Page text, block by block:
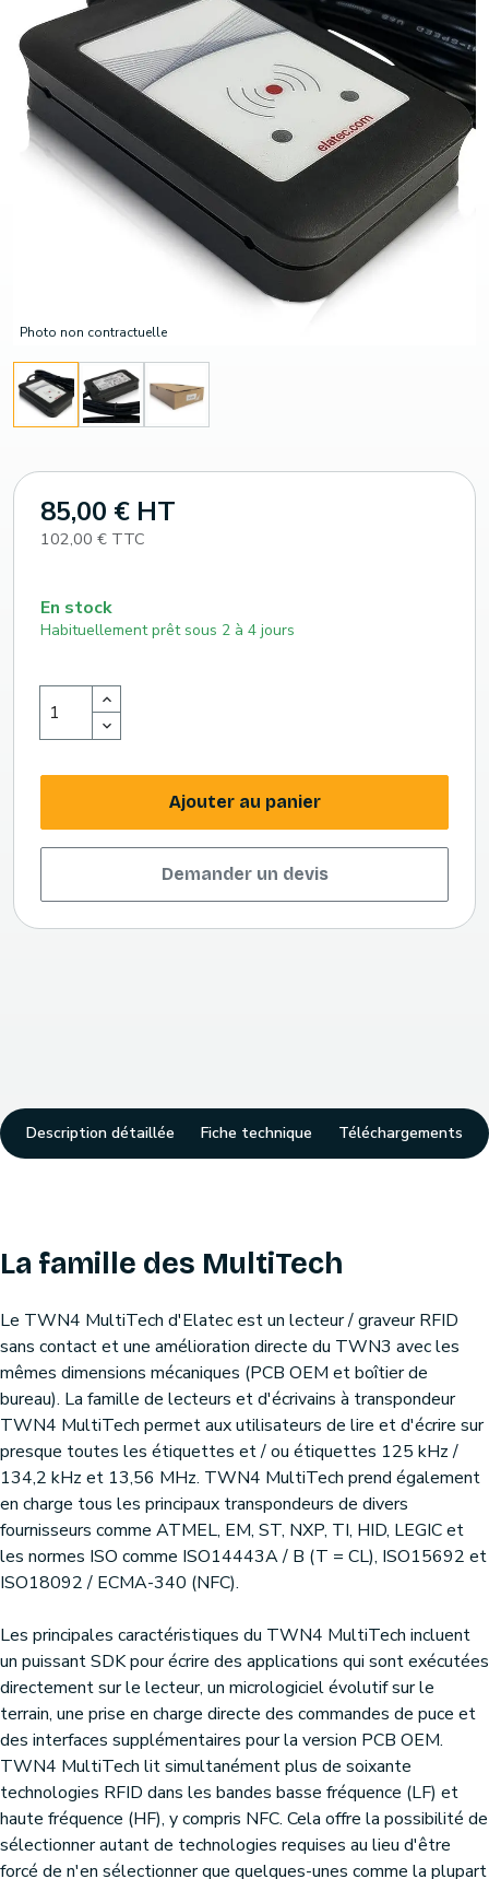
Photo non contractuelle
85,00 € HT
102,00 € TTC
En stock
Habituellement prêt sous 2 à 4 jours
Ajouter au panier
Demander un devis
Description détaillée Fiche technique Téléchargements
La famille des MultiTech
Le TWN4 MultiTech d'Elatec est un lecteur / graveur RFID
sans contact et une amélioration directe du TWN3 avec les
mêmes dimensions mécaniques (PCB OEM et boîtier de
bureau). La famille de lecteurs et d'écrivains à transpondeur
TWN4 MultiTech permet aux utilisateurs de lire et d'écrire sur
presque toutes les étiquettes et / ou étiquettes 125 kHz /
134,2 kHz et 13,56 MHz. TWN4 MultiTech prend également
en charge tous les principaux transpondeurs de divers
fournisseurs comme ATMEL, EM, ST, NXP, TI, HID, LEGIC et
les normes ISO comme ISO14443A / B (T = CL), ISO15692 et
ISO18092 / ECMA-340 (NFC).
Les principales caractéristiques du TWN4 MultiTech incluent
un puissant SDK pour écrire des applications qui sont exécutées
directement sur le lecteur, un micrologiciel évolutif sur le
terrain, une prise en charge directe des commandes de puce et
des interfaces supplémentaires pour la version PCB OEM.
TWN4 MultiTech lit simultanément plus de soixante
technologies RFID dans les bandes basse fréquence (LF) et
haute fréquence (HF), y compris NFC. Cela offre la possibilité de
sélectionner autant de technologies requises au lieu d'être
forcé de n'en sélectionner que quelques-unes comme la plupart